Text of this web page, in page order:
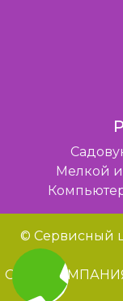
Мелкой и
© Сервисный
ООО